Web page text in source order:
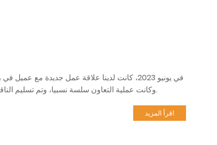
في يونيو 2023، كانت لدينا علاقة عمل جديدة
وكانت عملية التعاون سلسة نسبيا، وتم تسليم الناقلة الكهربائية بنجاح إلى الطرف الآخر عن طريق النقل بالسكك الحديدية.
اقرأ المزيد